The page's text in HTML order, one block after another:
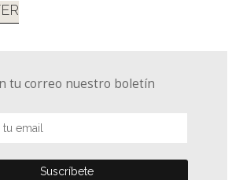
tu correo nuestro boletín